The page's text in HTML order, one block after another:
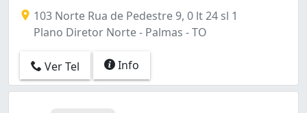
103 Norte Rua de Pedestre 9, 0 lt 24 sl 1
Plano Diretor Norte - Palmas - TO
Ver Tel Info